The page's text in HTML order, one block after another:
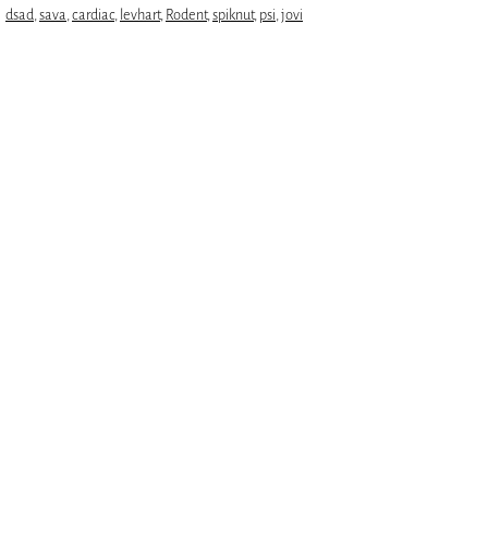
dsad,sava,cardiac, levhart, Rodent,spiknut, psi,jovi